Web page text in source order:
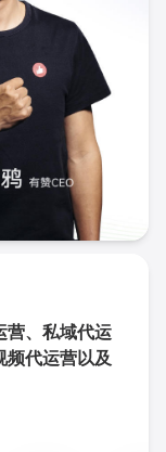
营、私域代运
频代运营以及